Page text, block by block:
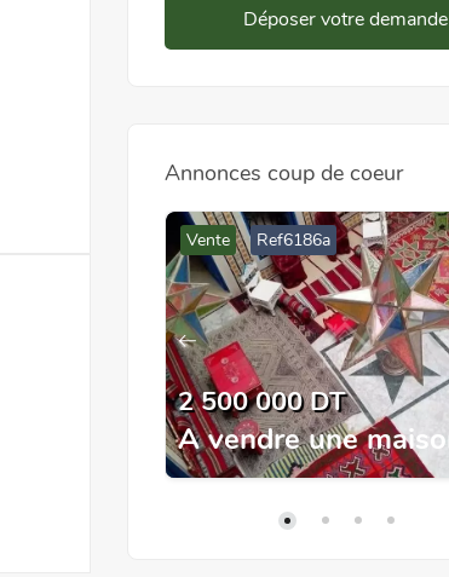
Déposer votre demande
Annonces coup de coeur
Vente Ref6186a
2 500 000 DT